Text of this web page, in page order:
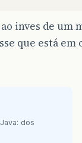
);
);
inves de um
que está em
dos